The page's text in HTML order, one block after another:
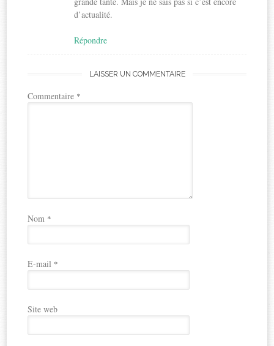
d’actualité.
Répondre
LAISSER UN COMMENTAIRE
Commentaire *
Nom *
E-mail *
Site web